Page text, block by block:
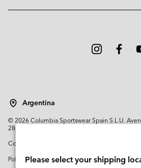
Argentina
© 2026Columbia Sportswear Spain S.L.U.
28002 Madrid, España. Todos los derechos
Condiciones de uso
Política de Privacidad
Please select your shipping